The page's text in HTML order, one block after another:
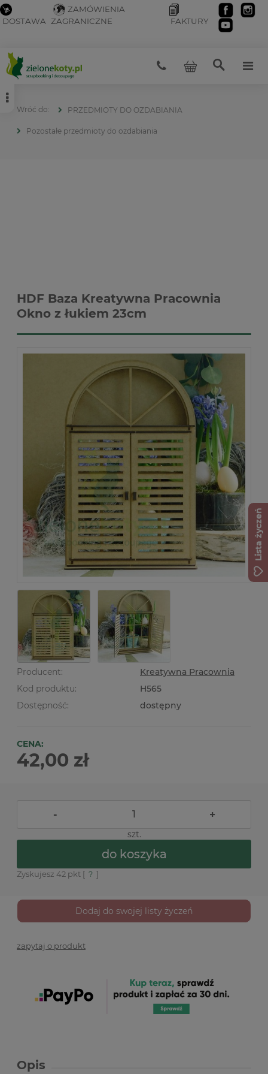
DOSTAWA
ZAMÓWIENIA
ZAGRANICZNE
FAKTURY
PRZEDMIOTY DO OZDABIANIA
Pozostałe przedmioty do ozdabiania
HDF Baza Kreatywna Pracownia
Okno z łukiem 23cm
Producent:
Kreatywna Pracownia
Kod produktu:
H565
Dostępność:
dostępny
CENA:
42,00 zł
- +
szt.
do koszyka
Zyskujesz 42 pkt [ ? ]
Dodaj do swojej listy życzeń
zapytaj o produkt
Opis
Lista życzeń